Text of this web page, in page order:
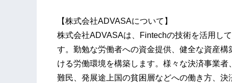
【株式会社ADVASAについて】
株式会社ADVASAは、Fintechの技術を活用し
す。勤勉な労働者への資金提供、健全な資産
ける労働環境を構築します。様々な決済事業
難民、発展途上国の貧困層などへの働き方、